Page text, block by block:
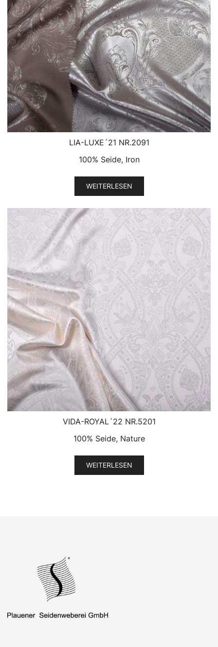
LIA-LUXE´21 NR.2091
100% Seide, Iron
WEITERLESEN
VIDA-ROYAL´22 NR.5201
100% Seide, Nature
WEITERLESEN